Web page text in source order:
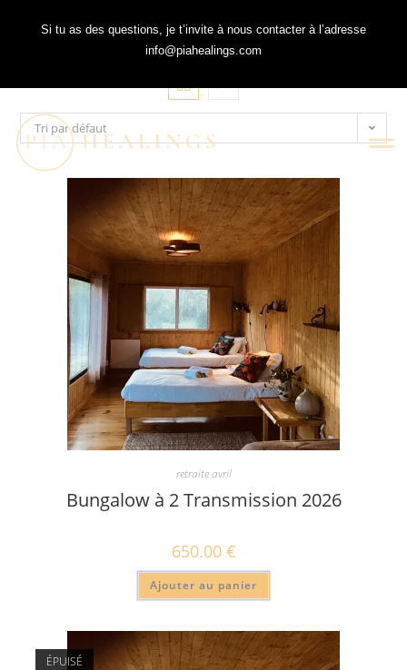
Si tu as des questions, je t’invite à nous contacter à l’adresse
info@piahealings.com
Tri par défaut
retraite avril
Bungalow à 2 Transmission 2026
650.00 €
Ajouter au panier
ÉPUISÉ